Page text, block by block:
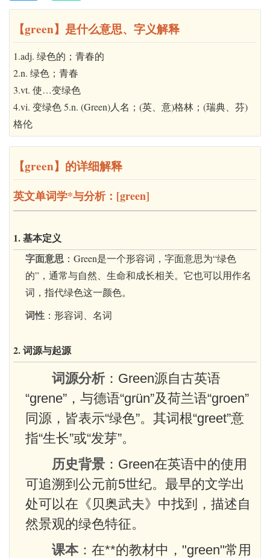
【green】是什么意思、字义解释
1.adj. 绿色的；青春的
2.n. 绿色；青春
3.vt. 使…变绿色
4.vi. 变绿色 5.n. (Green)人名；(英、意)格林；(瑞典、芬)
格伦
【green】的详细解释
英文单词学*与分析：[green]
1. 基本定义
字面意思 ：Green是一个形容词，字面意思为“绿色
的”，通常与自然、生命和成长相关。它也可以用作名
词，指代绿色这一颜色。
词性 ：形容词、名词
2. 词源与起源
词源分析：Green源自古英语
“grene”，与德语“grün”及荷兰语“groen”
同源，皆表示“绿色”。其词根“greet”意
指“生长”或“发芽”。
历史背景 ：Green在英语中的使用
可追溯到公元前5世纪。最早的文学出
处可以在《贝奥武夫》中找到，描述自
然景观的绿色特征。
课本：在**的教材中，"green"常用